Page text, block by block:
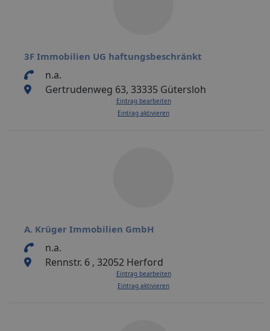
3F Immobilien UG haftungsbeschränkt
n.a.
Gertrudenweg 63, 33335 Gütersloh
Eintrag bearbeiten
Eintrag aktivieren
A. Krüger Immobilien GmbH
n.a.
Rennstr. 6 , 32052 Herford
Eintrag bearbeiten
Eintrag aktivieren